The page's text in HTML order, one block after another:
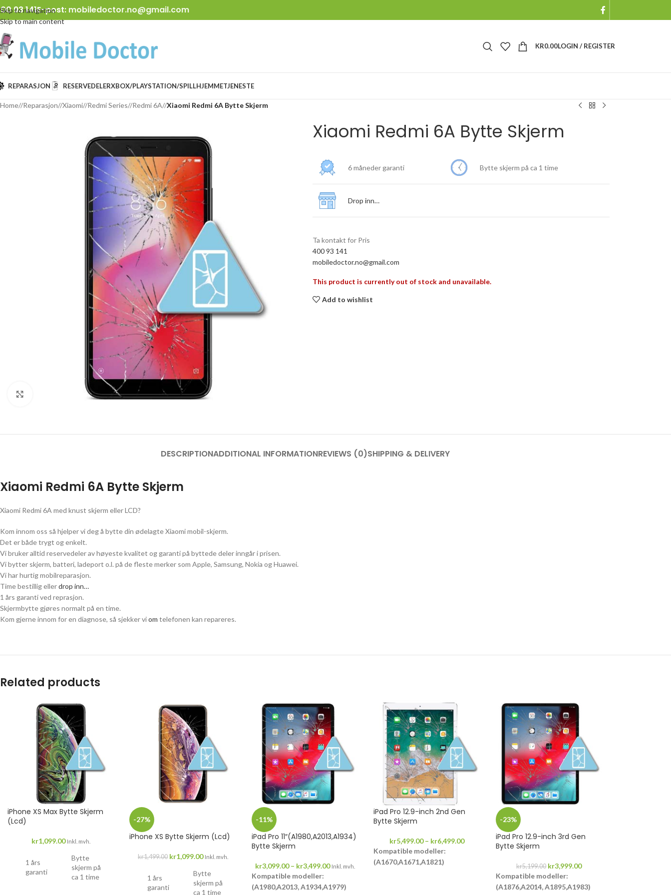
Skip to navigation
Skip to main content
93 141E-post: mobiledoctor.no@gmail.com
KR0.00LOGIN / REGISTER
REPARASJON RESERVEDELERXBOX/PLAYSTATION/SPILLHJEMMETJENESTE
Home/ Reparasjon/ Xiaomi/ Redmi Series/ Redmi 6A/ Xiaomi Redmi 6A Bytte Skjerm
Xiaomi Redmi 6A Bytte Skjerm
6 måneder garanti Bytte skjerm på ca 1 time
Drop inn…
Ta kontakt for Pris
400 93 141
mobiledoctor.no@gmail.com
This product is currently out of stock and unavailable.
Add to wishlist
DESCRIPTIONADDITIONAL INFORMATIONREVIEWS (0)SHIPPING & DELIVERY
Xiaomi Redmi 6A Bytte Skjerm
Xiaomi Redmi 6A med knust skjerm eller LCD?
Kom innom oss så hjelper vi deg å bytte din ødelagteXiaomimobil-skjerm.
Det er både trygt og enkelt.
Vi bruker alltid reservedeler av høyeste kvalitet og garanti på byttede deler inngår i prisen.
Vi bytter skjerm, batteri, ladeport o.l. på de fleste merker som Apple, Samsung, Nokia og Huawei.
Vi har hurtig mobilreparasjon.
Time bestillig ellerdrop inn…
1 års garanti ved reprasjon.
Skjermbytte gjøres normalt på en time.
Kom gjerne innom for en diagnose, så sjekker viom telefonen kan repareres.
Related products
iPhone XS Max Bytte Skjerm
(Lcd)
kr1,099.00 Inkl. mvh.
1 års
garanti
Bytte
skjerm på
ca 1 time
-27%
iPhone XS Bytte Skjerm (Lcd)
kr1,499.00 kr1,099.00 Inkl. mvh.
1 års
garanti
Bytte
skjerm på
ca 1 time
-11%
iPad Pro 11″(A1980,A2013,A1934)
Bytte Skjerm
kr3,099.00 – kr3,499.00 Inkl. mvh.
Kompatible modeller:
(A1980,A2013, A1934,A1979)
iPad Pro 12.9-inch 2nd Gen
Bytte Skjerm
kr5,499.00 – kr6,499.00
Kompatible modeller:
(A1670,A1671,A1821)
-23%
iPad Pro 12.9-inch 3rd Gen
Bytte Skjerm
kr5,199.00 kr3,999.00
Kompatible modeller:
(A1876,A2014, A1895,A1983)